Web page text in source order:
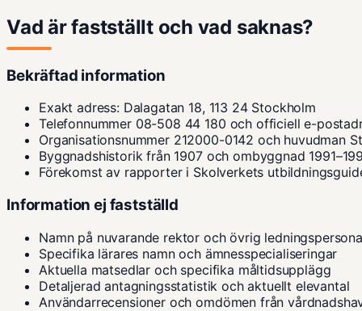
Vad är fastställt och vad saknas?
Bekräftad information
Exakt adress: Dalagatan 18, 113 24 Stockholm
Telefonnummer 08-508 44 180 och officiell e-
Organisationsnummer 212000-0142 och huvudman
Byggnadshistorik från 1907 och ombyggnad
Förekomst av rapporter i Skolverkets
Information ej fastställd
Namn på nuvarande rektor och övrig
Specifika lärares namn och ämnesspecialiseringar
Aktuella matsedlar och specifika måltidsupplägg
Detaljerad antagningsstatistik och aktuellt elevantal
Användarrecensioner och omdömen från